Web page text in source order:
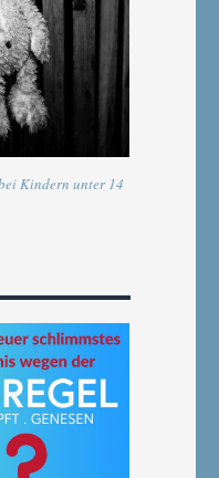
Kindern unter 14